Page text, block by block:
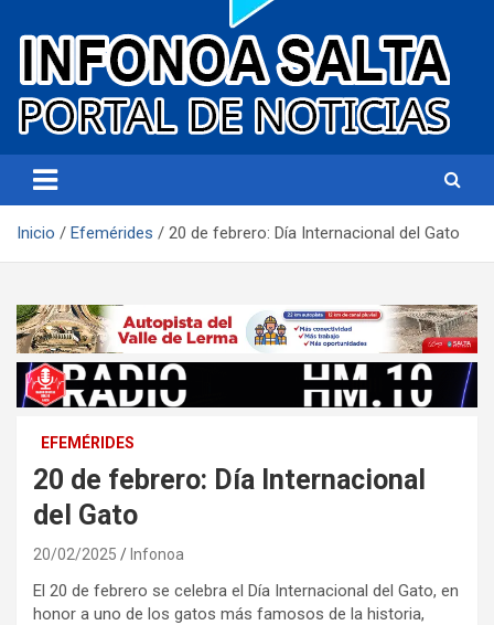
Infonoa Salta
Inicio Efemérides 20 de febrero: Día Internacional del Gato
EFEMÉRIDES
20 de febrero: Día Internacional
del Gato
20/02/2025 Infonoa
El 20 de febrero se celebra el Día Internacional del Gato, en
honor a uno de los gatos más famosos de la historia,